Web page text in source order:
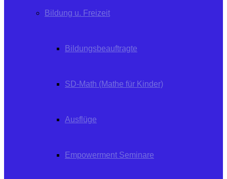
Bildung u. Freizeit
Bildungsbeauftragte
SD-Math (Mathe für Kinder)
Ausflüge
Empowerment Seminare